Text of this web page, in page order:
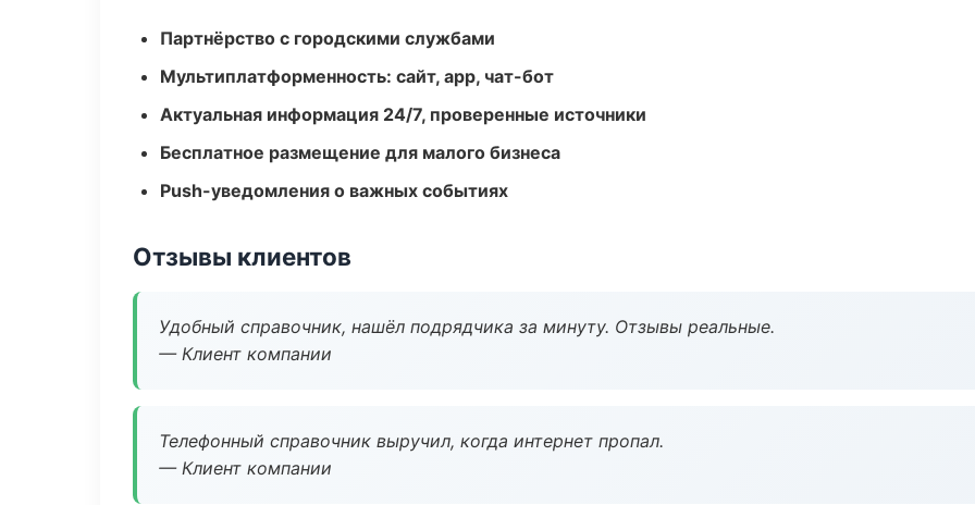
Партнёрство с городскими службами
Мультиплатформенность: сайт, app, чат-бот
Актуальная информация 24/7, проверенные источники
Бесплатное размещение для малого бизнеса
Push-уведомления о важных событиях
Отзывы клиентов
Удобный справочник, нашёл подрядчика за минуту. Отзывы реальные.
— Клиент компании
Телефонный справочник выручил, когда интернет пропал.
— Клиент компании